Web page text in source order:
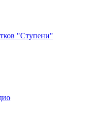
"Ступени"